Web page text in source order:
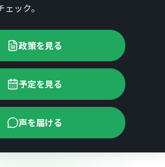
ック。
政策を見る
予定を見る
声を届ける